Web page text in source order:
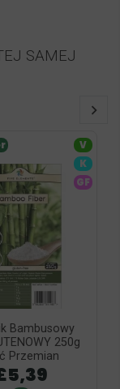
SAMEJ
Bambusowy
250g
Przemian
V
K
GF